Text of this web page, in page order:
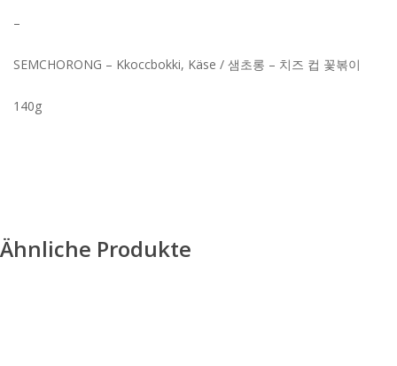
–
SEMCHORONG – Kkoccbokki, Käse / 샘초롱 – 치즈 컵 꽃볶이
140g
Ähnliche Produkte